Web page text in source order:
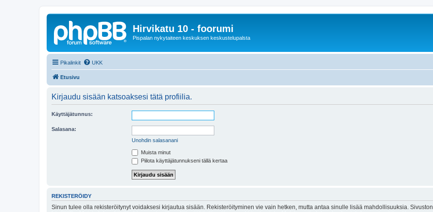
Hirvikatu 10 - foorumi
Pispalan nykytaiteen keskuksen keskustelupalsta
Pikalinkit UKK
Etusivu
Kirjaudu sisään katsoaksesi tätä profiilia.
Käyttäjätunnus:
Salasana:
Unohdin salasanani
Muista minut
Piilota käyttäjätunnukseni tällä kertaa
REKISTERÖIDY
Sinun tulee olla rekisteröitynyt voidaksesi kirjautua sisään. Rekisteröityminen vie vain hetken, mutta antaa sinulle lisää mahdollisuuksia.